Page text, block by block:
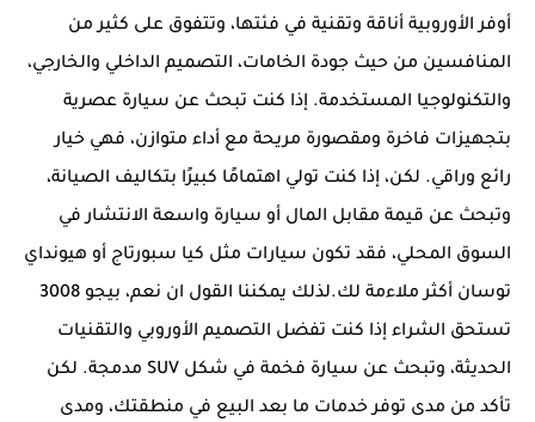
أوفر الأوروبية أناقة وتقنية في فئتها، وتتفوق على كثير من
المنافسين من حيث جودة الخامات، التصميم الداخلي والخارجي،
والتكنولوجيا المستخدمة. إذا كنت تبحث عن سيارة عصرية
بتجهيزات فاخرة ومقصورة مريحة مع أداء متوازن، فهي خيار
رائع وراقي. لكن، إذا كنت تولي اهتمامًا كبيرًا بتكاليف الصيانة،
وتبحث عن قيمة مقابل المال أو سيارة واسعة الانتشار في
السوق المحلي، فقد تكون سيارات مثل كيا سبورتاج أو هيونداي
توسان أكثر ملاءمة لك.لذلك يمكننا القول ان نعم، بيجو 3008
تستحق الشراء إذا كنت تفضل التصميم الأوروبي والتقنيات
الحديثة، وتبحث عن سيارة فخمة في شكل SUV مدمجة. لكن
تأكد من مدى توفر خدمات ما بعد البيع في منطقتك، ومدى